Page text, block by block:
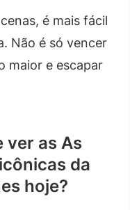
é mais fácil
Não é só vencer
maior e escapar
ver as As
da
hoje?